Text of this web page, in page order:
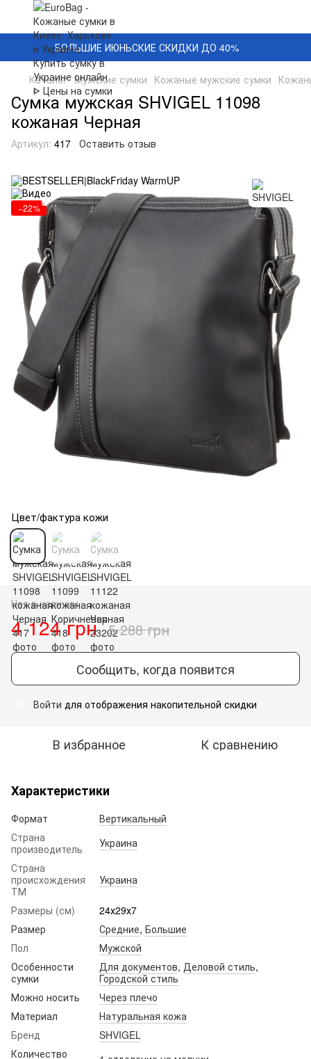
БОЛЬШИЕ ИЮНЬСКИЕ СКИДКИ ДО 40%
Каталог Мужские сумки Кожаные мужские сумки
Сумка мужская SHVIGEL 11098
кожаная Черная
Артикул: 417 Оставить отзыв
−22%
Цвет/фактура кожи
Нет в наличии
4 124 грн 5 288 грн
Сообщить, когда появится
Войти для отображения накопительной скидки
В избранное К сравнению
Характеристики
Формат
Вертикальный
Страна
производитель
Украина
Страна
происхождения
ТМ
Украина
Размеры (см)
24х29х7
Размер
Средние, Большие
Пол
Мужской
Особенности
сумки
Для документов, Деловой стиль,
Городской стиль
Можно носить
Через плечо
Материал
Натуральная кожа
Бренд
SHVIGEL
Количество